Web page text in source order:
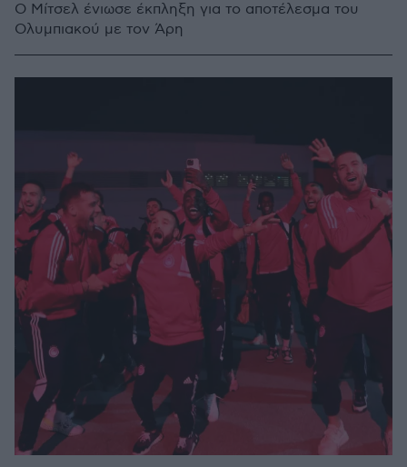
Ο Μίτσελ ένιωσε έκπληξη για το αποτέλεσμα του
Ολυμπιακού με τον Άρη